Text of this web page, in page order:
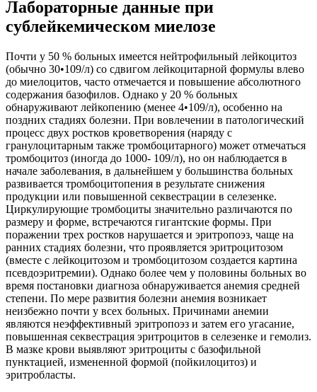
Лабораторные данные при
сублейкемическом миелозе
Почти у 50 % больных имеется нейтрофильный лейкоцитоз
(обычно 30•109/л) со сдвигом лейкоцитарной формулы влево
до миелоцитов, часто отмечается и повышение абсолютного
содержания базофилов. Однако у 20 % больных
обнаруживают лейкопению (менее 4•109/л), особенно на
поздних стадиях болезни. При вовлечении в патологический
процесс двух ростков кроветворения (наряду с
гранулоцитарным также тромбоцитарного) может отмечаться
тромбоцитоз (иногда до 1000- 109/л), но он наблюдается в
начале заболевания, в дальнейшем у большинства больных
развивается тромбоцитопения в результате снижения
продукции или повышенной секвестрации в селезенке.
Циркулирующие тромбоциты значительно различаются по
размеру и форме, встречаются гигантские формы. При
поражении трех ростков нарушается и эритропоэз, чаще на
ранних стадиях болезни, что проявляется эритроцитозом
(вместе с лейкоцитозом и тромбоцитозом создается картина
псевдоэритремии). Однако более чем у половины больных во
время постановки диагноза обнаруживается анемия средней
степени. По мере развития болезни анемия возникает
неизбежно почти у всех больных. Причинами анемии
являются неэффективный эритропоэз и затем его угасание,
повышенная секвестрация эритроцитов в селезенке и гемолиз.
В мазке крови выявляют эритроциты с базофильной
пунктацией, измененной формой (пойкилоцитоз) и
эритробласты.